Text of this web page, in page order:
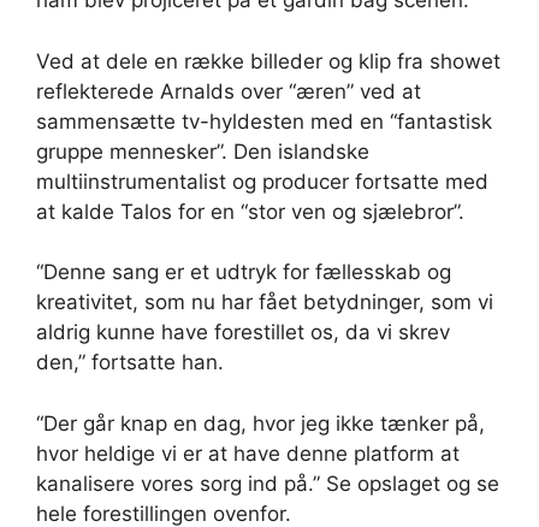
Ved at dele en række billeder og klip fra showet
reflekterede Arnalds over “æren” ved at
sammensætte tv-hyldesten med en “fantastisk
gruppe mennesker”. Den islandske
multiinstrumentalist og producer fortsatte med
at kalde Talos for en “stor ven og sjælebror”.
“Denne sang er et udtryk for fællesskab og
kreativitet, som nu har fået betydninger, som vi
aldrig kunne have forestillet os, da vi skrev
den,” fortsatte han.
“Der går knap en dag, hvor jeg ikke tænker på,
hvor heldige vi er at have denne platform at
kanalisere vores sorg ind på.” Se opslaget og se
hele forestillingen ovenfor.